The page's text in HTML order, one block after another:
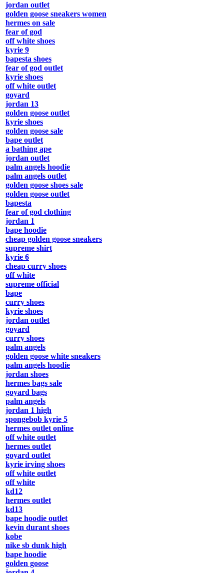
jordan outlet
golden goose sneakers women
hermes on sale
fear of god
off white shoes
kyrie 9
bapesta shoes
fear of god outlet
kyrie shoes
off white outlet
goyard
jordan 13
golden goose outlet
kyrie shoes
golden goose sale
bape outlet
a bathing ape
jordan outlet
palm angels hoodie
palm angels outlet
golden goose shoes sale
golden goose outlet
bapesta
fear of god clothing
jordan 1
bape hoodie
cheap golden goose sneakers
supreme shirt
kyrie 6
cheap curry shoes
off white
supreme official
bape
curry shoes
kyrie shoes
jordan outlet
goyard
curry shoes
palm angels
golden goose white sneakers
palm angels hoodie
jordan shoes
hermes bags sale
goyard bags
palm angels
jordan 1 high
spongebob kyrie 5
hermes outlet online
off white outlet
hermes outlet
goyard outlet
kyrie irving shoes
off white outlet
off white
kd12
hermes outlet
kd13
bape hoodie outlet
kevin durant shoes
kobe
nike sb dunk high
bape hoodie
golden goose